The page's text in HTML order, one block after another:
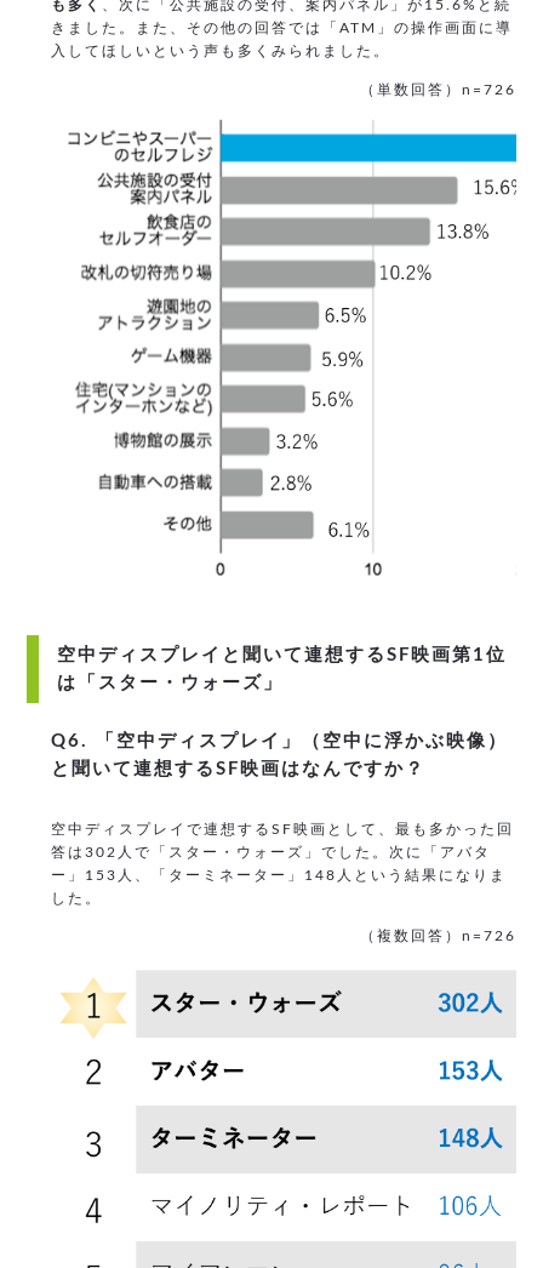
も多く 、次に「公共施設の受付、案内パネル」が15.6%と続
きました。また、その他の回答では「ATM」の操作画面に導
入してほしいという声も多くみられました。
（単数回答）n=726
空中ディスプレイと聞いて連想するSF映画第1位
は「スター・ウォーズ」
Q6. 「空中ディスプレイ」（空中に浮かぶ映像）
と聞いて連想するSF映画はなんですか？
空中ディスプレイで連想するSF映画として、最も多かった回
答は302人で「スター・ウォーズ」でした。次に「アバタ
ー」153人、「ターミネーター」148人という結果になりま
した。
（複数回答）n=726